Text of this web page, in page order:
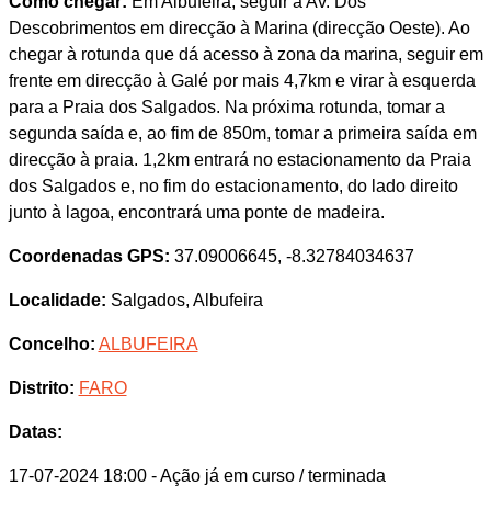
Descobrimentos em direcção à Marina (direcção Oeste). Ao
chegar à rotunda que dá acesso à zona da marina, seguir em
frente em direcção à Galé por mais 4,7km e virar à esquerda
para a Praia dos Salgados. Na próxima rotunda, tomar a
segunda saída e, ao fim de 850m, tomar a primeira saída em
direcção à praia. 1,2km entrará no estacionamento da Praia
dos Salgados e, no fim do estacionamento, do lado direito
junto à lagoa, encontrará uma ponte de madeira.
Coordenadas GPS: 37.09006645, -8.32784034637
Localidade: Salgados, Albufeira
Concelho: ALBUFEIRA
Distrito: FARO
Datas:
17-07-2024 18:00 - Ação já em curso / terminada